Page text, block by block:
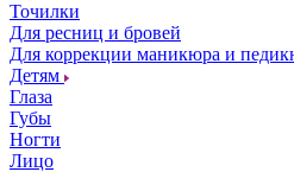
Точилки
Для ресниц и бровей
Для коррекции маникюра и
Детям
Глаза
Губы
Ногти
Лицо